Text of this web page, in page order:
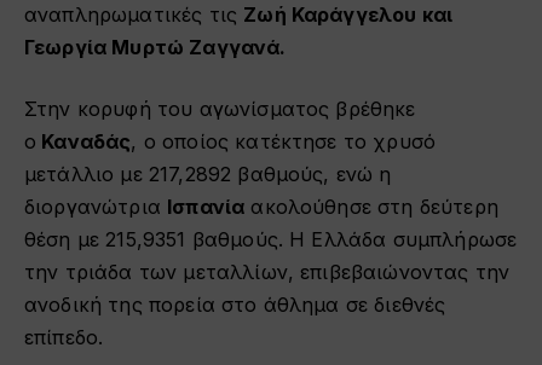
αναπληρωματικές τις Ζωή Καράγγελου και
Γεωργία Μυρτώ Ζαγγανά.
Στην κορυφή του αγωνίσματος βρέθηκε
ο Καναδάς, ο οποίος κατέκτησε το χρυσό
μετάλλιο με 217,2892 βαθμούς, ενώ η
διοργανώτρια Ισπανία ακολούθησε στη δεύτερη
θέση με 215,9351 βαθμούς. Η Ελλάδα συμπλήρωσε
την τριάδα των μεταλλίων, επιβεβαιώνοντας την
ανοδική της πορεία στο άθλημα σε διεθνές
επίπεδο.